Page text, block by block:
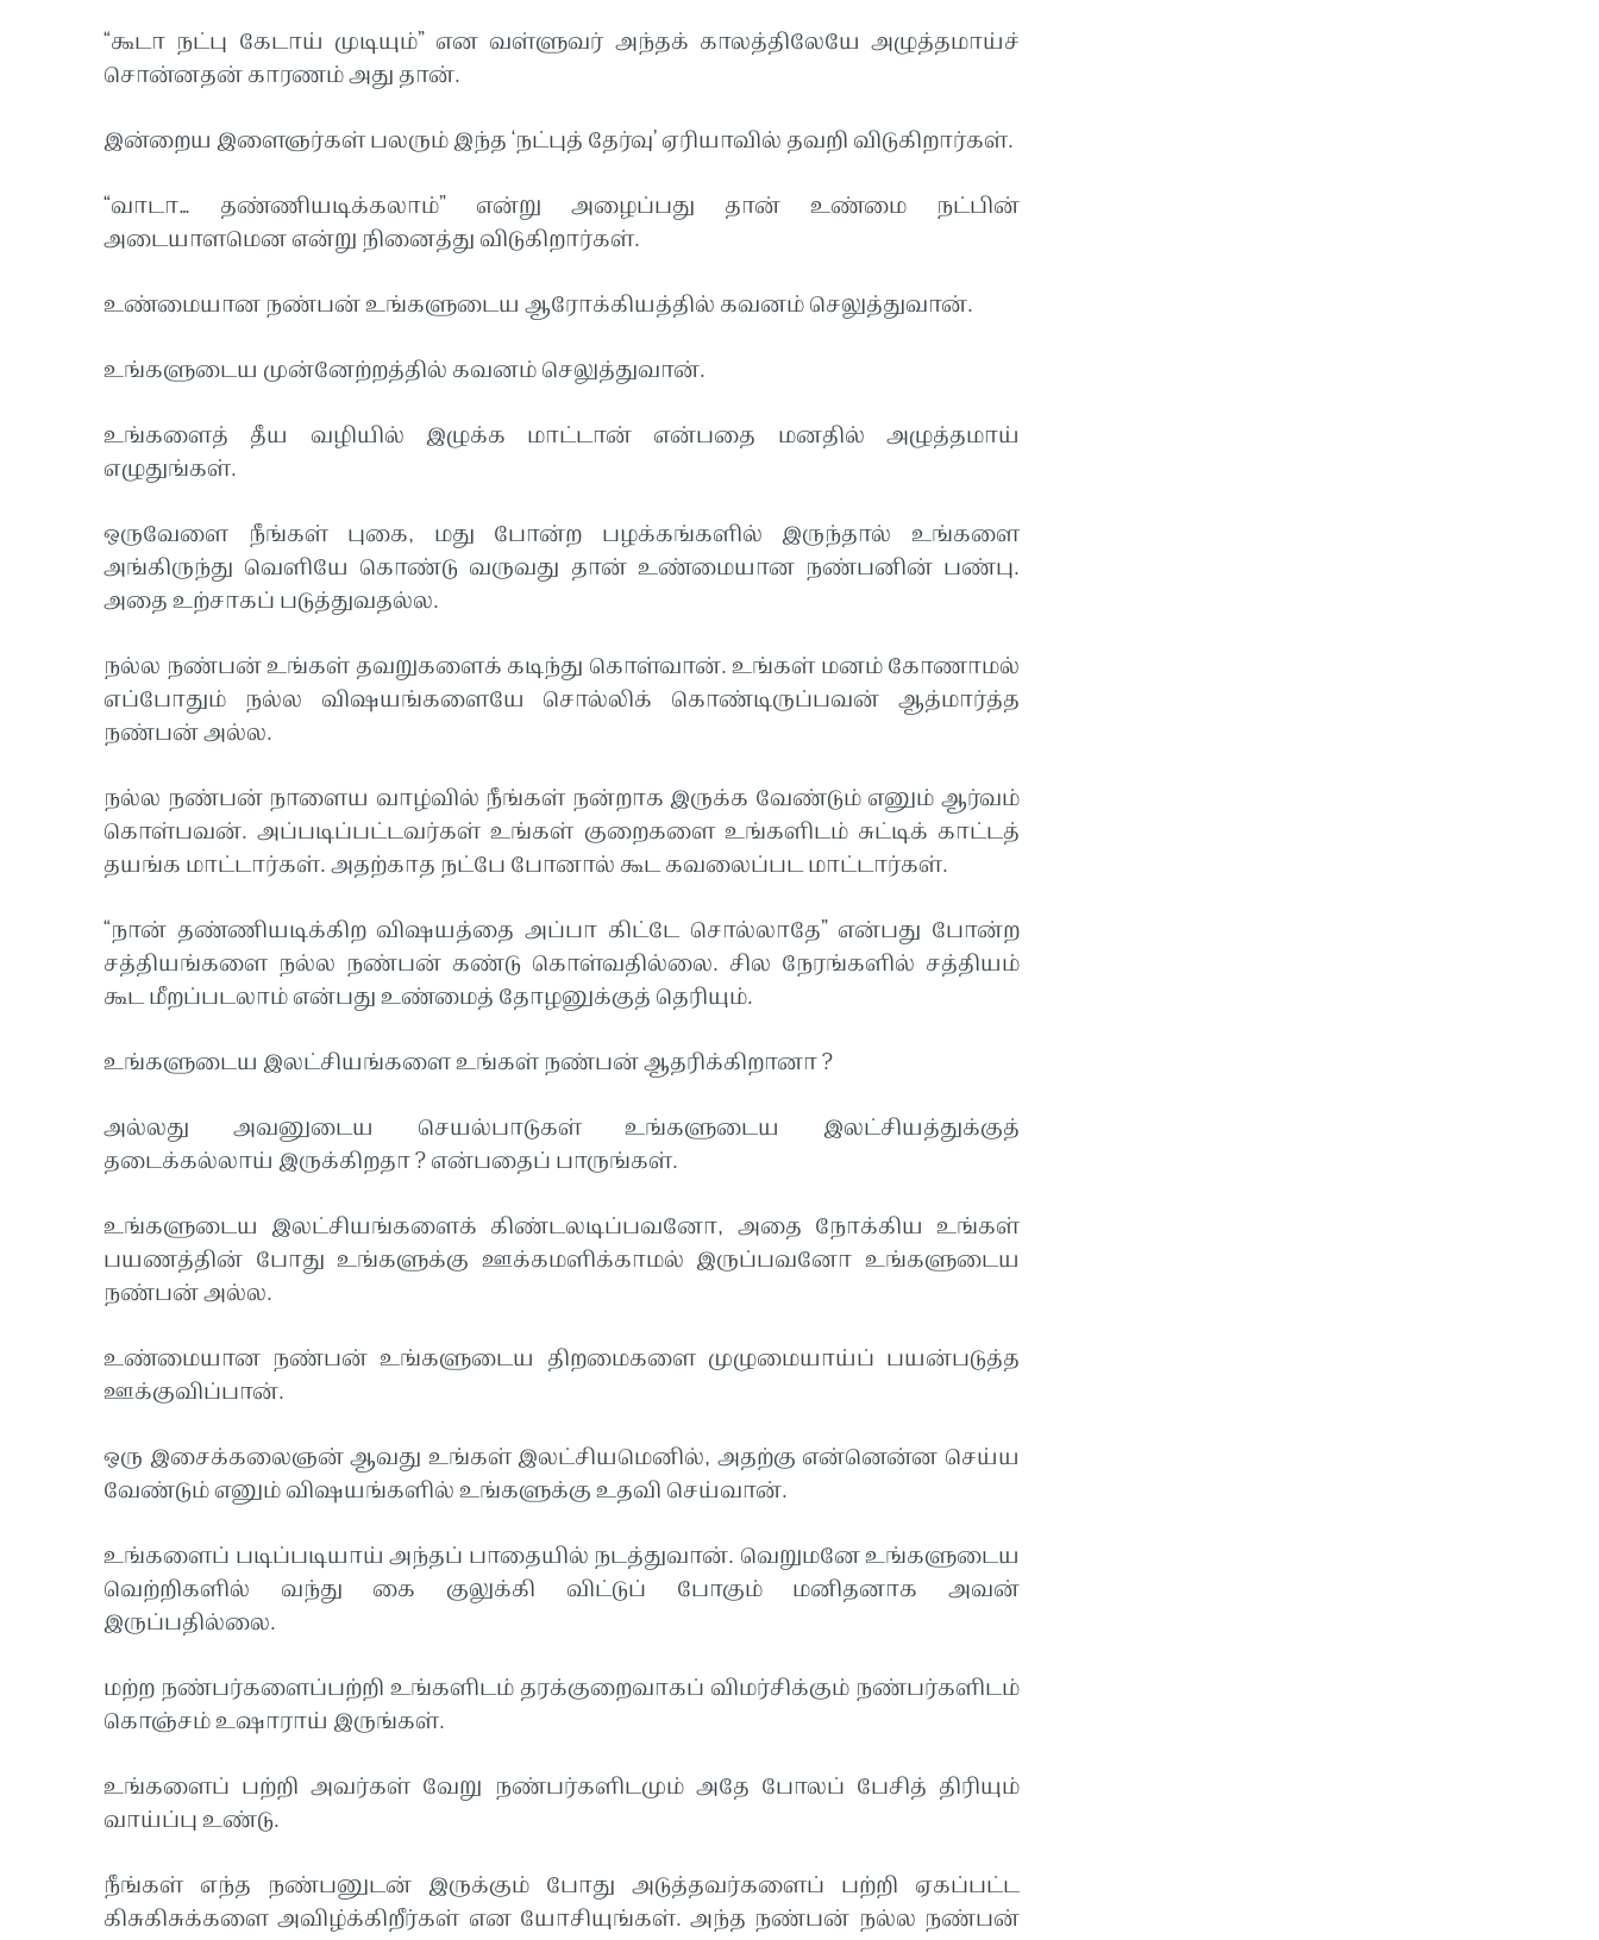
“கூடா நட்பு கேடாய் முடியும்” என வள்ளுவர் அந்தக் காலத்திலேயே அழுத்தமாய்ச்
சொன்னதன் காரணம் அது தான்.
இன்றைய இளைஞர்கள் பலரும் இந்த ‘நட்புத் தேர்வு’ ஏரியாவில் தவறி விடுகிறார்கள்.
“வாடா… தண்ணியடிக்கலாம்” என்று அழைப்பது தான் உண்மை நட்பின்
அடையாளமென என்று நினைத்து விடுகிறார்கள்.
உண்மையான நண்பன் உங்களுடைய ஆரோக்கியத்தில் கவனம் செலுத்துவான்.
உங்களுடைய முன்னேற்றத்தில் கவனம் செலுத்துவான்.
உங்களைத் தீய வழியில் இழுக்க மாட்டான் என்பதை மனதில் அழுத்தமாய்
எழுதுங்கள்.
ஒருவேளை நீங்கள் புகை, மது போன்ற பழக்கங்களில் இருந்தால் உங்களை
அங்கிருந்து வெளியே கொண்டு வருவது தான் உண்மையான நண்பனின் பண்பு.
அதை உற்சாகப் படுத்துவதல்ல.
நல்ல நண்பன் உங்கள் தவறுகளைக் கடிந்து கொள்வான். உங்கள் மனம் கோணாமல்
எப்போதும் நல்ல விஷயங்களையே சொல்லிக் கொண்டிருப்பவன் ஆத்மார்த்த
நண்பன் அல்ல.
நல்ல நண்பன் நாளைய வாழ்வில் நீங்கள் நன்றாக இருக்க வேண்டும் எனும் ஆர்வம்
கொள்பவன். அப்படிப்பட்டவர்கள் உங்கள் குறைகளை உங்களிடம் சுட்டிக் காட்டத்
தயங்க மாட்டார்கள். அதற்காத நட்பே போனால் கூட கவலைப்பட மாட்டார்கள்.
“நான் தண்ணியடிக்கிற விஷயத்தை அப்பா கிட்டே சொல்லாதே” என்பது போன்ற
சத்தியங்களை நல்ல நண்பன் கண்டு கொள்வதில்லை. சில நேரங்களில் சத்தியம்
கூட மீறப்படலாம் என்பது உண்மைத் தோழனுக்குத் தெரியும்.
உங்களுடைய இலட்சியங்களை உங்கள் நண்பன் ஆதரிக்கிறானா ?
அல்லது அவனுடைய செயல்பாடுகள் உங்களுடைய இலட்சியத்துக்குத்
தடைக்கல்லாய் இருக்கிறதா ? என்பதைப் பாருங்கள்.
உங்களுடைய இலட்சியங்களைக் கிண்டலடிப்பவனோ, அதை நோக்கிய உங்கள்
பயணத்தின் போது உங்களுக்கு ஊக்கமளிக்காமல் இருப்பவனோ உங்களுடைய
நண்பன் அல்ல.
உண்மையான நண்பன் உங்களுடைய திறமைகளை முழுமையாய்ப் பயன்படுத்த
ஊக்குவிப்பான்.
ஒரு இசைக்கலைஞன் ஆவது உங்கள் இலட்சியமெனில், அதற்கு என்னென்ன செய்ய
வேண்டும் எனும் விஷயங்களில் உங்களுக்கு உதவி செய்வான்.
உங்களைப் படிப்படியாய் அந்தப் பாதையில் நடத்துவான். வெறுமனே உங்களுடைய
வெற்றிகளில் வந்து கை குலுக்கி விட்டுப் போகும் மனிதனாக அவன்
இருப்பதில்லை.
மற்ற நண்பர்களைப்பற்றி உங்களிடம் தரக்குறைவாகப் விமர்சிக்கும் நண்பர்களிடம்
கொஞ்சம் உஷாராய் இருங்கள்.
உங்களைப் பற்றி அவர்கள் வேறு நண்பர்களிடமும் அதே போலப் பேசித் திரியும்
வாய்ப்பு உண்டு.
நீங்கள் எந்த நண்பனுடன் இருக்கும் போது அடுத்தவர்களைப் பற்றி ஏகப்பட்ட
கிசுகிசுக்களை அவிழ்க்கிறீர்கள் என யோசியுங்கள். அந்த நண்பன் நல்ல நண்பன்